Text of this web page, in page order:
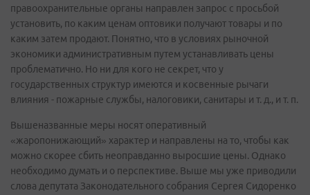
правоохранительные органы направлен запрос с просьбой
установить, по каким ценам оптовики получают товары и по
каким затем продают. Понятно, что в условиях рыночной
экономики административным путем устанавливать цены
проблематично. Но ни для кого не секрет, что у
государственных структур имеются и косвенные рычаги
влияния - пожарные службы, налоговики, санитары и т. д., и т. п.
Вышеназванные меры носят оперативный
«жаропонижающий» характер и направлены на то, чтобы как
можно скорее сбить неоправданно выросшие цены. Однако
необходимо думать и о перспективе. Выше мы уже приводили
слова депутата Законодательного собрания Сергея Сидоренко